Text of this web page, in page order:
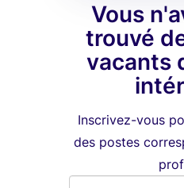
Vous
trouvé
vacants
Inscrivez-vous
des postes